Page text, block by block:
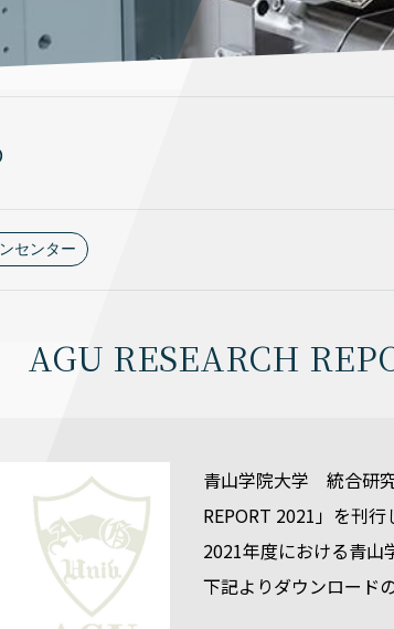
センター
RESEARCH
青山学院大学 統合研究
REPORT 2021」を刊行
2021年度における青山
下記よりダウンロード